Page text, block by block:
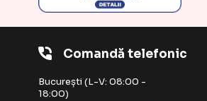
Comandă telefonic
București (L-V: 08:00 -
18:00)